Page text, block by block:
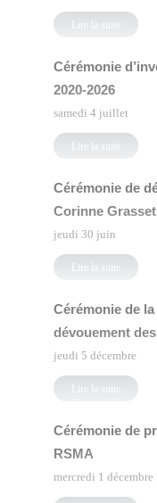
Lire la suite
Cérémonie
2020-2026
samedi 4 juillet
Lire la suite
Cérémonie de
Corinne Grasset
jeudi 30 juin
Lire la suite
Cérémonie de
dévouement
jeudi 5 décembre
Lire la suite
Cérémonie de
RSMA
mercredi 1 décembre